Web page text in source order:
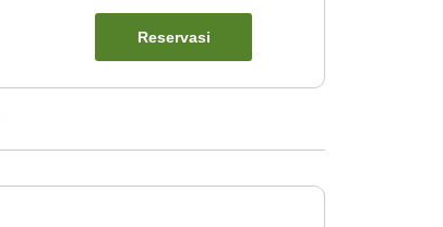
Reservasi